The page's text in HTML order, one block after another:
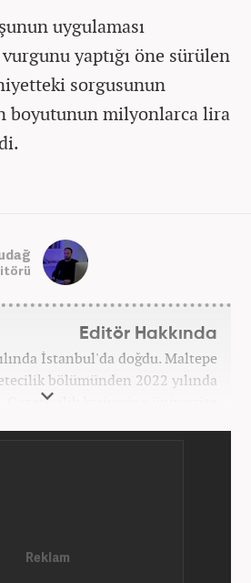
uygulaması
vurgunu yaptığı öne sürülen
sorgusunun
boyutunun milyonlarca lira
Editör Hakkında
İstanbul'da doğdu. Maltepe
bölümünden 2022 yılında
Gazetecilik kariyerine üniversite